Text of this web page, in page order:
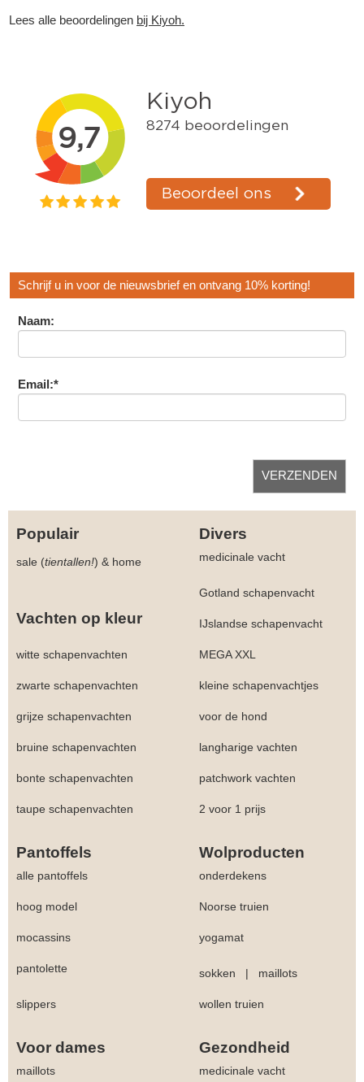
Lees alle beoordelingen bij Kiyoh.
Schrijf u in voor de nieuwsbrief en ontvang 10% korting!
Naam:
Email:*
Populair Divers
sale (tientallen!) & home medicinale vacht
Gotland schapenvacht
Vachten op kleur IJslandse schapenvacht
witte schapenvachten MEGA XXL
zwarte schapenvachten kleine schapenvachtjes
grijze schapenvachten voor de hond
bruine schapenvachten langharige vachten
bonte schapenvachten patchwork vachten
taupe schapenvachten 2 voor 1 prijs
Pantoffels Wolproducten
alle pantoffels onderdekens
hoog model Noorse truien
mocassins yogamat
pantolette sokken | maillots
slippers wollen truien
Voor dames Gezondheid
maillots medicinale vacht